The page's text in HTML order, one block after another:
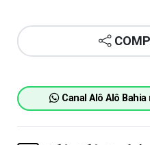
Canal Alô Alô Bahia